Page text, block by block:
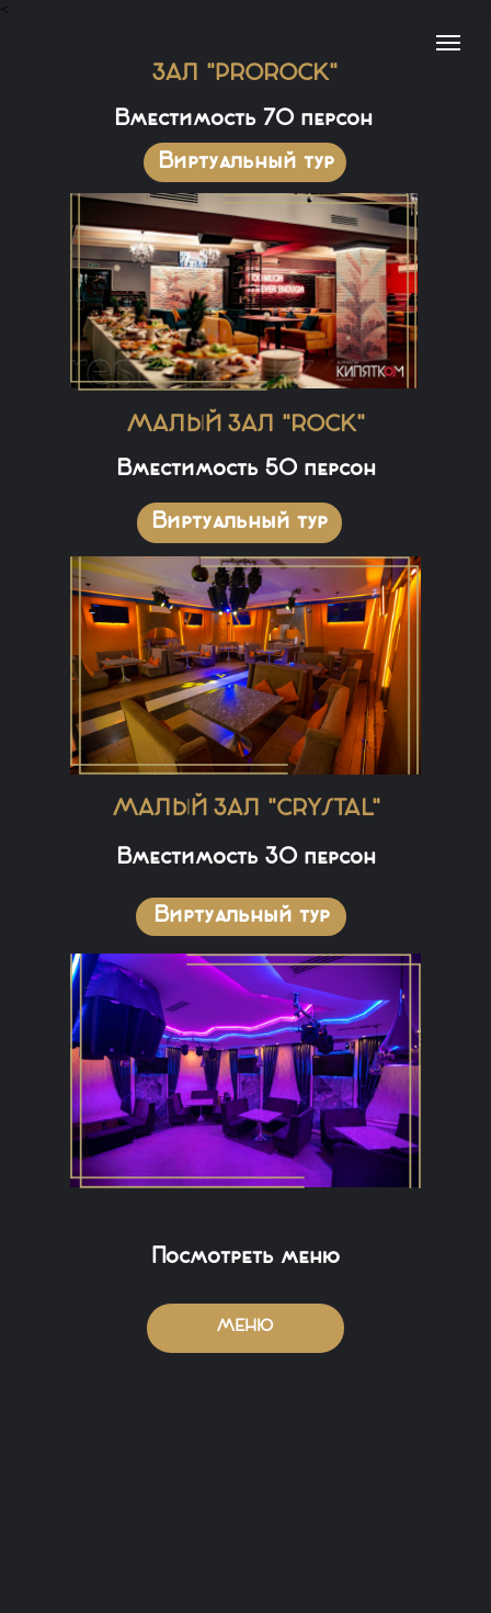
<
ЗАЛ "PROROCK"
МАЛЫЙ ЗАЛ "ROCK"
МАЛЫЙ ЗАЛ "CRYSTAL"
Вместимость 70 персон
Виртуальный тур
Вместимость 50 персон
Виртуальный тур
Вместимость 30 персон
Виртуальный тур
МЕНЮ
Посмотреть меню